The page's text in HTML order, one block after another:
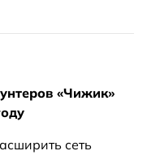
«Чижик»
сеть